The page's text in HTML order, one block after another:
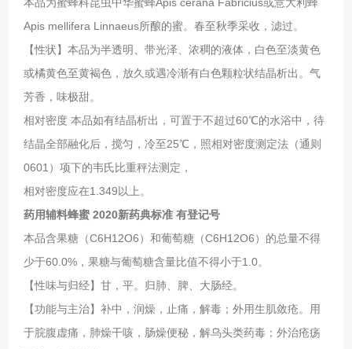
Apis mellifera Linnaeus所酿的蜜。春至秋季采收，滤过。
【性状】本品为半透明、带光泽、浓稠的液体，白色至淡黄色
或橘黄色至黄褐色，放久或遇冷渐有白色颗粒状结晶析出。气
芳香，味极甜。
相对密度 本品如有结晶析出，可置于不超过60℃的水浴中，待
结晶全部融化后，搅匀，冷至25℃，照相对密度测定法（通则
0601）项下的韦氏比重秤法测定，
相对密度应在1.349以上。
药用辅料蜂蜜 2020新药典标准 有登记号
本品含果糖（C6H12O6）和葡萄糖（C6H12O6）的总量不得
少于60.0%，果糖与葡萄糖含量比值不得小于1.0。
【性味与归经】甘，平。归肺、脾、大肠经。
【功能与主治】补中，润燥，止痛，解毒；外用生肌敛疮。用
于脘腹虚痛，肺燥干咳，肠燥便秘，解乌头类药毒；外治疮疡